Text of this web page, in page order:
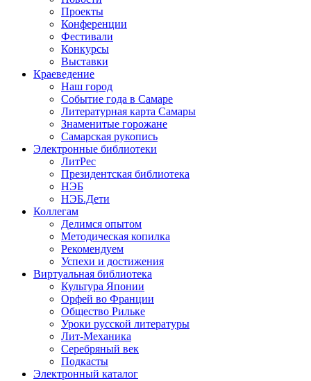
Проекты
Конференции
Фестивали
Конкурсы
Выставки
Краеведение
Наш город
Событие года в Самаре
Литературная карта Самары
Знаменитые горожане
Самарская рукопись
Электронные библиотеки
ЛитРес
Президентская библиотека
НЭБ
НЭБ.Дети
Коллегам
Делимся опытом
Методическая копилка
Рекомендуем
Успехи и достижения
Виртуальная библиотека
Культура Японии
Орфей во Франции
Общество Рильке
Уроки русской литературы
Лит-Механика
Серебряный век
Подкасты
Электронный каталог